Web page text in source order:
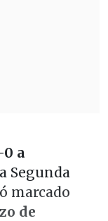
a
Segunda
marcado
de